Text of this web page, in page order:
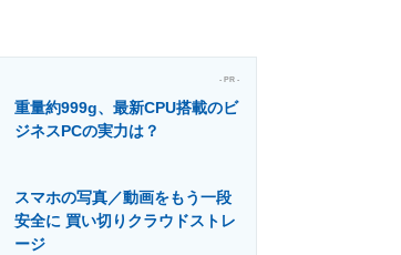
マーケ×ITの今がよく分かる
- PR -
重量約999g、最新CPU搭載のビ
ジネスPCの実力は？
スマホの写真／動画をもう一段
安全に 買い切りクラウドストレ
ージ